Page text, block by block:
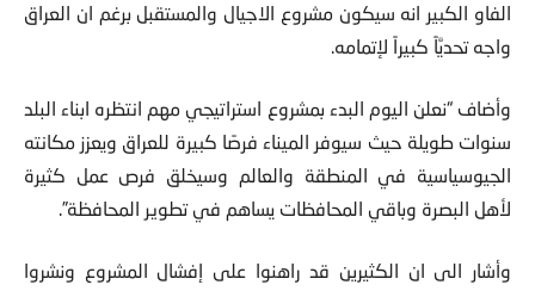
الفاو الكبير انه سيكون مشروع الاجيال والمستقبل برغم ان العراق
واجه تحديَّاً كبيراً لإتمامه.
وأضاف “نعلن اليوم البدء بمشروع استراتيجي مهم انتظره ابناء البلد
سنوات طويلة حيث سيوفر الميناء فرصًا كبيرة للعراق ويعزز مكانته
الجيوسياسية في المنطقة والعالم وسيخلق فرص عمل كثيرة
لأهل البصرة وباقي المحافظات يساهم في تطوير المحافظة”.
وأشار الى ان الكثيرين قد راهنوا على إفشال المشروع ونشروا